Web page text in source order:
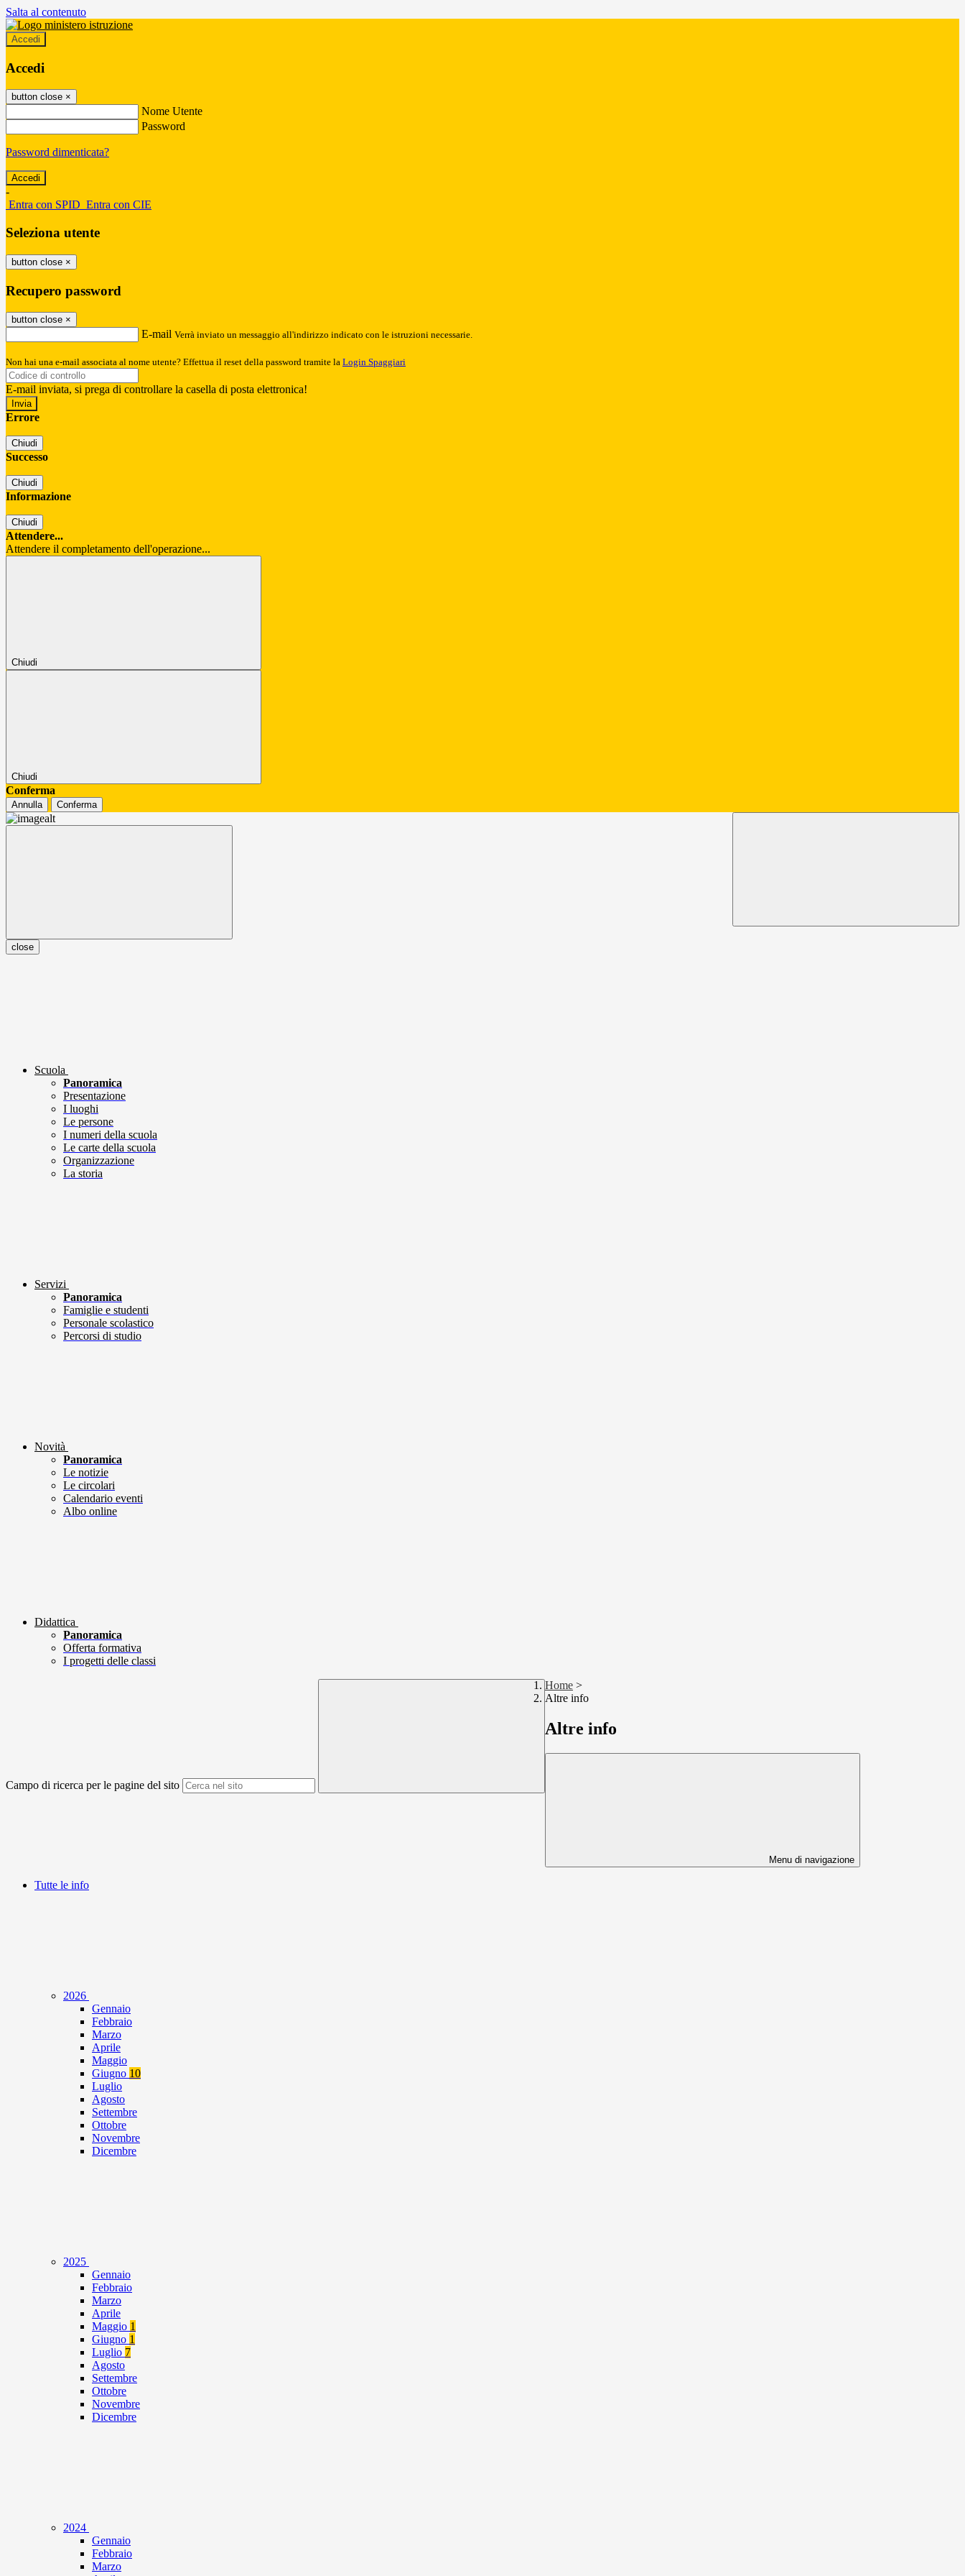
Salta al contenuto
Accedi
Accedi
button close ×
Nome Utente
Password
Password dimenticata?
-
Entra con SPID Entra con CIE
Seleziona utente
button close ×
Recupero password
button close ×
E-mail Verrà inviato un messaggio all'indirizzo indicato con le istruzioni necessarie.
Non hai una e-mail associata al nome utente? Effettua il reset della password tramite la Login Spaggiari
E-mail inviata, si prega di controllare la casella di posta elettronica!
Errore
Chiudi
Successo
Chiudi
Informazione
Chiudi
Attendere...
Attendere il completamento dell'operazione...
Chiudi
Chiudi
Conferma
Annulla Conferma
close
Scuola
Panoramica
Presentazione
I luoghi
Le persone
I numeri della scuola
Le carte della scuola
Organizzazione
La storia
Servizi
Panoramica
Famiglie e studenti
Personale scolastico
Percorsi di studio
Novità
Panoramica
Le notizie
Le circolari
Calendario eventi
Albo online
Didattica
Panoramica
Offerta formativa
I progetti delle classi
Campo di ricerca per le pagine del sito
Home >
Altre info
Altre info
Menu di navigazione
Tutte le info
2026
Gennaio
Febbraio
Marzo
Aprile
Maggio
Giugno 10
Luglio
Agosto
Settembre
Ottobre
Novembre
Dicembre
2025
Gennaio
Febbraio
Marzo
Aprile
Maggio 1
Giugno 1
Luglio 7
Agosto
Settembre
Ottobre
Novembre
Dicembre
2024
Gennaio
Febbraio
Marzo